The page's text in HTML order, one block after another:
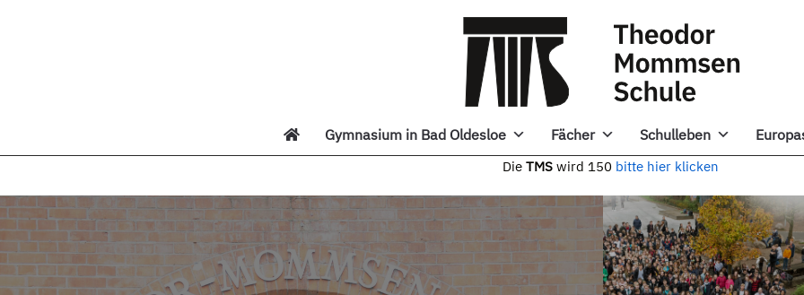
Gymnasium in Bad Oldesloe Fächer Schulleben
Die TMS wird 150 bitte hier klicken